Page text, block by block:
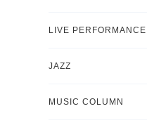
LIVE PERFORMANCE
JAZZ
MUSIC COLUMN